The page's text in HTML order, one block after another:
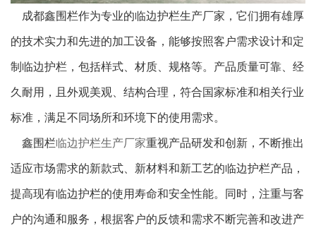
成都鑫围栏作为专业的临边护栏生产厂家，它们拥有雄厚
的技术实力和先进的加工设备，能够按照客户需求设计和定
制临边护栏，包括样式、材质、规格等。产品质量可靠、经
久耐用，且外观美观、结构合理，符合国家标准和相关行业
标准，满足不同场所和环境下的使用需求。
鑫围栏临边护栏生产厂家重视产品研发和创新，不断推出
适应市场需求的新款式、新材料和新工艺的临边护栏产品，
提高现有临边护栏的使用寿命和安全性能。同时，注重与客
户的沟通和服务，根据客户的反馈和需求不断完善和改进产